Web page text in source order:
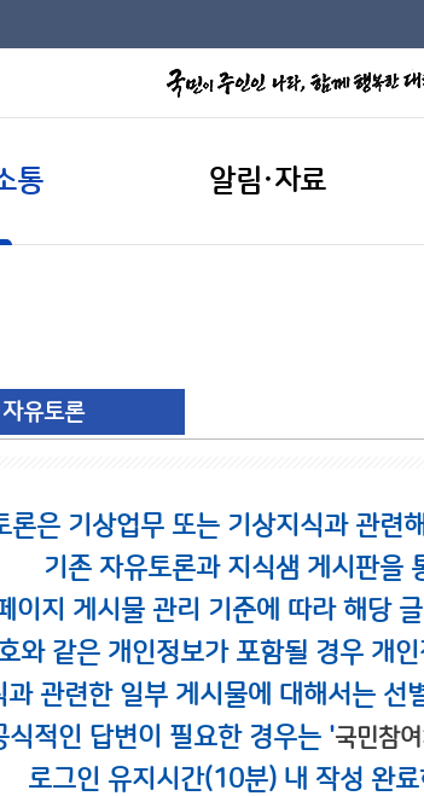
통 알림·자료
자유토론
론은 기상업무 또는 기상지식과 관련
기존 자유토론과 지식샘 게시판을
이지 게시물 관리 기준에 따라 해당
와 같은 개인정보가 포함될 경우 개
과 관련한 일부 게시물에 대해서는 선
적인 답변이 필요한 경우는 '국민참
로그인 유지시간(10분) 내 작성 완